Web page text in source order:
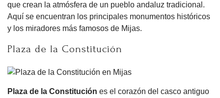
que crean la atmósfera de un pueblo andaluz tradicional.
Aquí se encuentran los principales monumentos históricos
y los miradores más famosos de Mijas.
Plaza de la Constitución
Plaza de la Constitución es el corazón del casco antiguo